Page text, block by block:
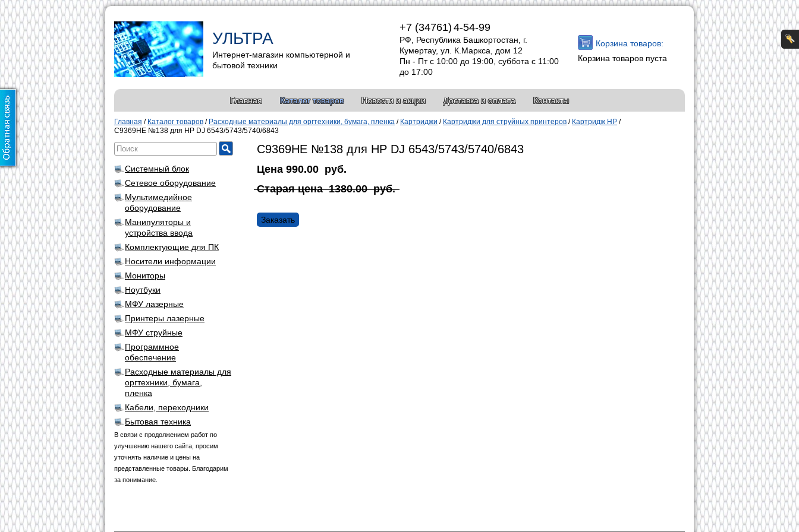
УЛЬТРА
Интернет-магазин компьютерной и
бытовой техники
+7 (34761) 4-54-99
РФ, Республика Башкортостан, г.
Кумертау, ул. К.Маркса, дом 12
Пн - Пт с 10:00 до 19:00, суббота с 11:00
до 17:00
Корзина товаров:
Корзина товаров пуста
Главная Каталог товаров Новости и акции Доставка и оплата Контакты
Главная / Каталог товаров / Расходные материалы для оргтехники, бумага, пленка / Картриджи / Картриджи для струйных принтеров / Картридж HP /
C9369HE №138 для HP DJ 6543/5743/5740/6843
Системный блок
Сетевое оборудование
Мультимедийное
оборудование
Манипуляторы и
устройства ввода
Комплектующие для ПК
Носители информации
Мониторы
Ноутбуки
МФУ лазерные
Принтеры лазерные
МФУ струйные
Программное
обеспечение
Расходные материалы для
оргтехники, бумага,
пленка
Кабели, переходники
Бытовая техника
В связи с продолжением работ по
улучшению нашего сайта, просим
уточнять наличие и цены на
представленные товары. Благодарим
за понимание.
C9369HE №138 для HP DJ 6543/5743/5740/6843
Цена 990.00 руб.
Старая цена 1380.00 руб.
Заказать